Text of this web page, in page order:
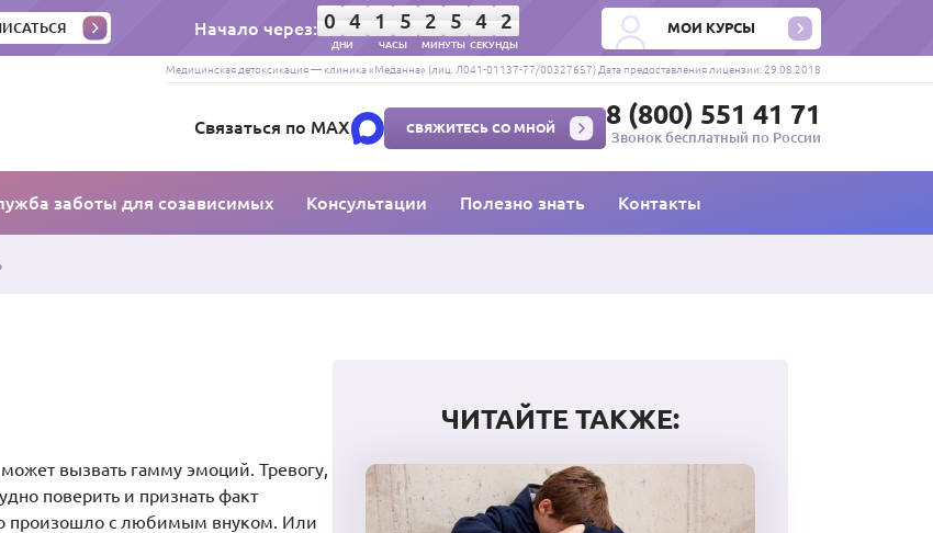
Начало через: 0 4
ДНИ
1 5
ЧАСЫ
2 5
МИНУТЫ
4 2
СЕКУНДЫ
МОИ КУРСЫ
Медицинская детоксикация — клиника «Меданна» (лиц. Л041-01137-77/00327657) Дата предоставления лицензии: 29.08.2018
Связаться по MAX СВЯЖИТЕСЬ СО МНОЙ 8 (800) 551 41 71
Звонок бесплатный по России
заботы для созависимых Консультации Полезно знать Контакты
вызвать гамму эмоций. Тревогу,
поверить и признать факт
произошло с любимым внуком. Или
ЧИТАЙТЕ ТАКЖЕ: